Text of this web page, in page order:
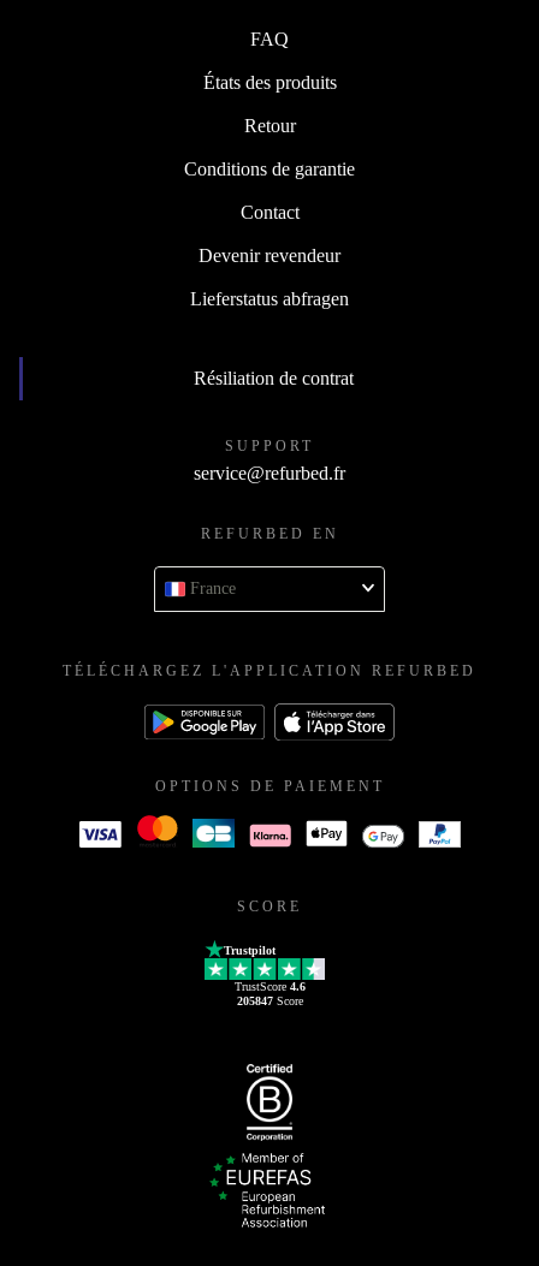
FAQ
États des produits
Retour
Conditions de garantie
Contact
Devenir revendeur
Lieferstatus abfragen
Résiliation de contrat
SUPPORT
service@refurbed.fr
REFURBED EN
France
TÉLÉCHARGEZ L'APPLICATION REFURBED
OPTIONS DE PAIEMENT
SCORE
Trustpilot
TrustScore 4.6
205847Score